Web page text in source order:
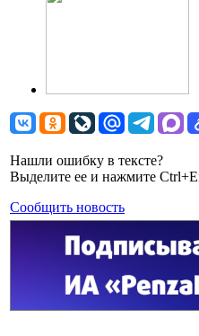
Нашли ошибку в тексте?
Выделите ее и нажмите
Сообщить новость